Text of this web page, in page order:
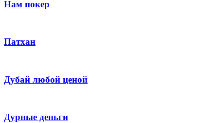
Нам покер
Патхан
Дубай любой ценой
Дурные деньги